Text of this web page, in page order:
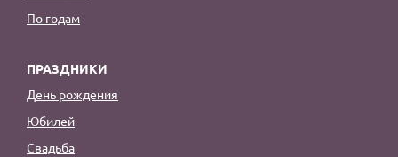
По годам
ПРАЗДНИКИ
День рождения
Юбилей
Свадьба